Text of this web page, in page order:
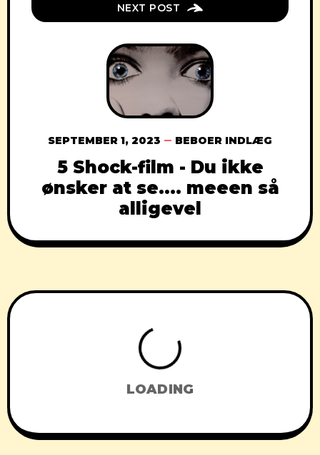
NEXT POST
SEPTEMBER 1, 2023 BEBOER INDLÆG
5 Shock-film - Du ikke
ønsker at se…. meeen så
alligevel
LOADING